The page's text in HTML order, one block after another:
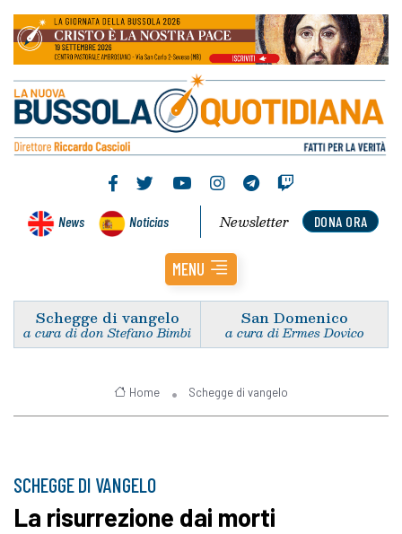
News Noticias DONA ORA
Newsletter
MENU
Schegge di vangelo
a cura di don Stefano Bimbi
San Domenico
a cura di Ermes Dovico
Home Schegge di vangelo
SCHEGGE DI VANGELO
La risurrezione dai morti